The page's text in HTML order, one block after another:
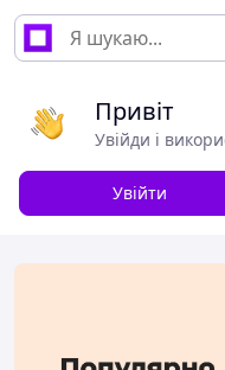
Привіт
Увійди і
Увійти